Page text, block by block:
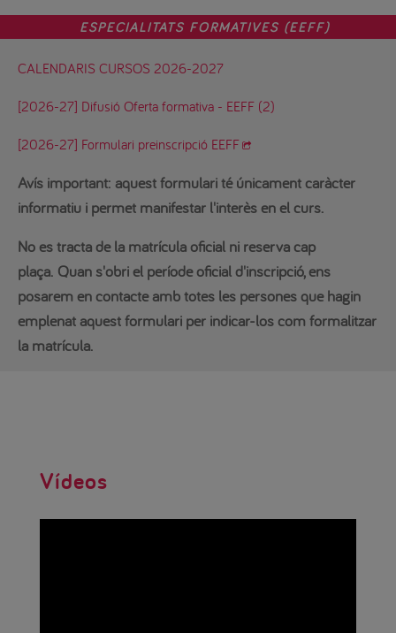
ESPECIALITATS FORMATIVES (EEFF)
CALENDARIS CURSOS 2026-2027
[2026-27] Difusió Oferta formativa - EEFF (2)
[2026-27] Formulari preinscripció EEFF
Avís important: aquest formulari té únicament caràcter
informatiu i permet manifestar l'interès en el curs.
No es tracta de la matrícula oficial ni reserva cap
plaça. Quan s'obri el període oficial d'inscripció, ens
posarem en contacte amb totes les persones que hagin
emplenat aquest formulari per indicar-los com formalitzar
la matrícula.
Vídeos